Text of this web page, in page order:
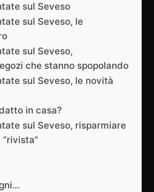
sul Seveso
sul Seveso, le
sul Seveso,
che stanno spopolando
sul Seveso, le novità
in casa?
sul Seveso, risparmiare